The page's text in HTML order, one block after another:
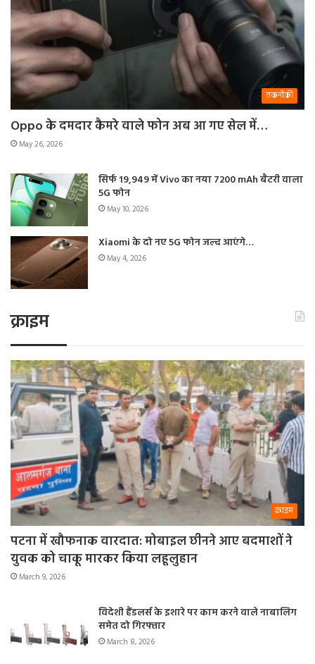
तकनीकी
Oppo के दमदार कैमरे वाले फोन अब आ गए सेल में…
May 26, 2026
सिर्फ 19,949 में Vivo का नया 7200 mAh बैटरी वाला
5G फोन
May 10, 2026
Xiaomi के दो नए 5G फोन जल्द आएंगे…
May 4, 2026
क्राइम
क्राइम
पटना में खौफनाक वारदात: मोबाइल छीनने आए बदमाशों ने
युवक को चाकू मारकर किया लहूलुहान
March 9, 2026
विदेशी हैंडलर्स के इशारे पर काम करने वाले नाबालिग
समेत दो गिरफ्तार
March 8, 2026